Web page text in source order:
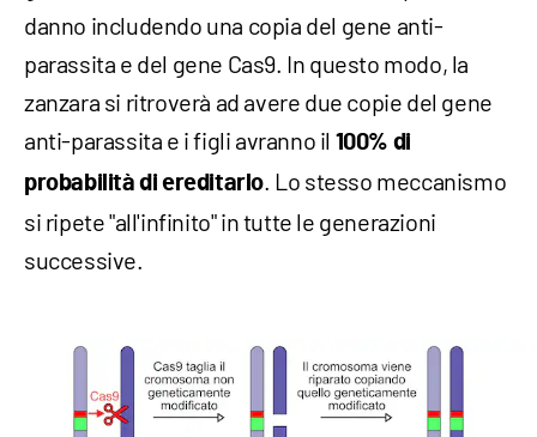
danno includendo una copia del gene anti-
parassita e del gene Cas9. In questo modo, la
zanzara si ritroverà ad avere due copie del gene
anti-parassita e i figli avranno il 100% di
probabilità di ereditarlo. Lo stesso meccanismo
si ripete "all'infinito" in tutte le generazioni
successive.